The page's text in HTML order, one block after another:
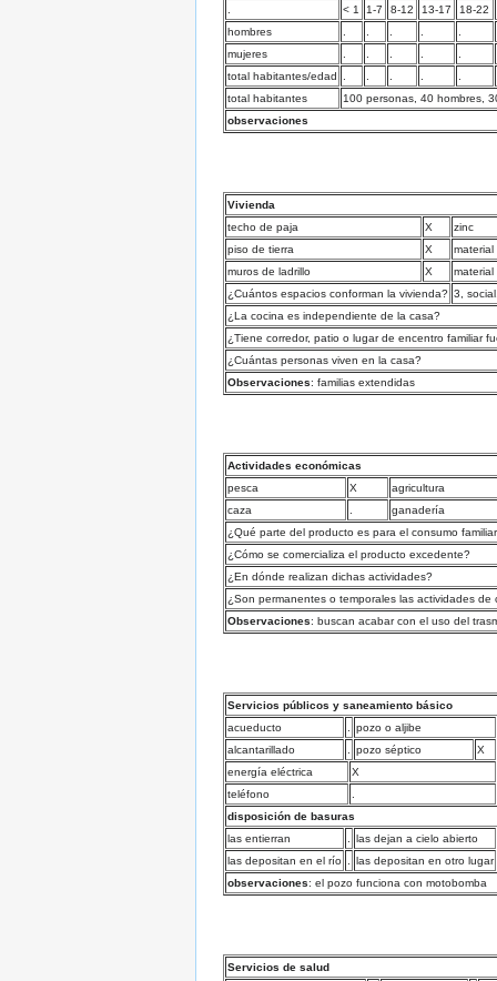
< 1 1-7 8-12 13-17
18-22
hombres
mujeres
total habitantes/edad
total habitantes
100 personas, 40 hombres,
observaciones
Vivienda
techo de paja
X
zinc
piso de tierra
X
material
muros de ladrillo
X
material
¿Cuántos espacios conforman la vivienda? 3,
¿La cocina es independiente de la casa?
¿Tiene corredor, patio o lugar de encentro familiar
¿Cuántas personas viven en la casa?
Observaciones: familias extendidas
Actividades económicas
pesca
X
agricultura
caza
.
ganadería
¿Qué parte del producto es para el consumo
¿Cómo se comercializa el producto excedente?
¿En dónde realizan dichas actividades?
¿Son permanentes o temporales las actividades de
Observaciones: buscan acabar con el uso del
Servicios públicos y saneamiento básico
acueducto
pozo o aljibe
alcantarillado
pozo séptico
X
energía eléctrica
X
teléfono
disposición de basuras
las entierran
las dejan a cielo abierto
las depositan en el río
las depositan en otro lugar
observaciones: el pozo funciona con motobomba
Servicios de salud